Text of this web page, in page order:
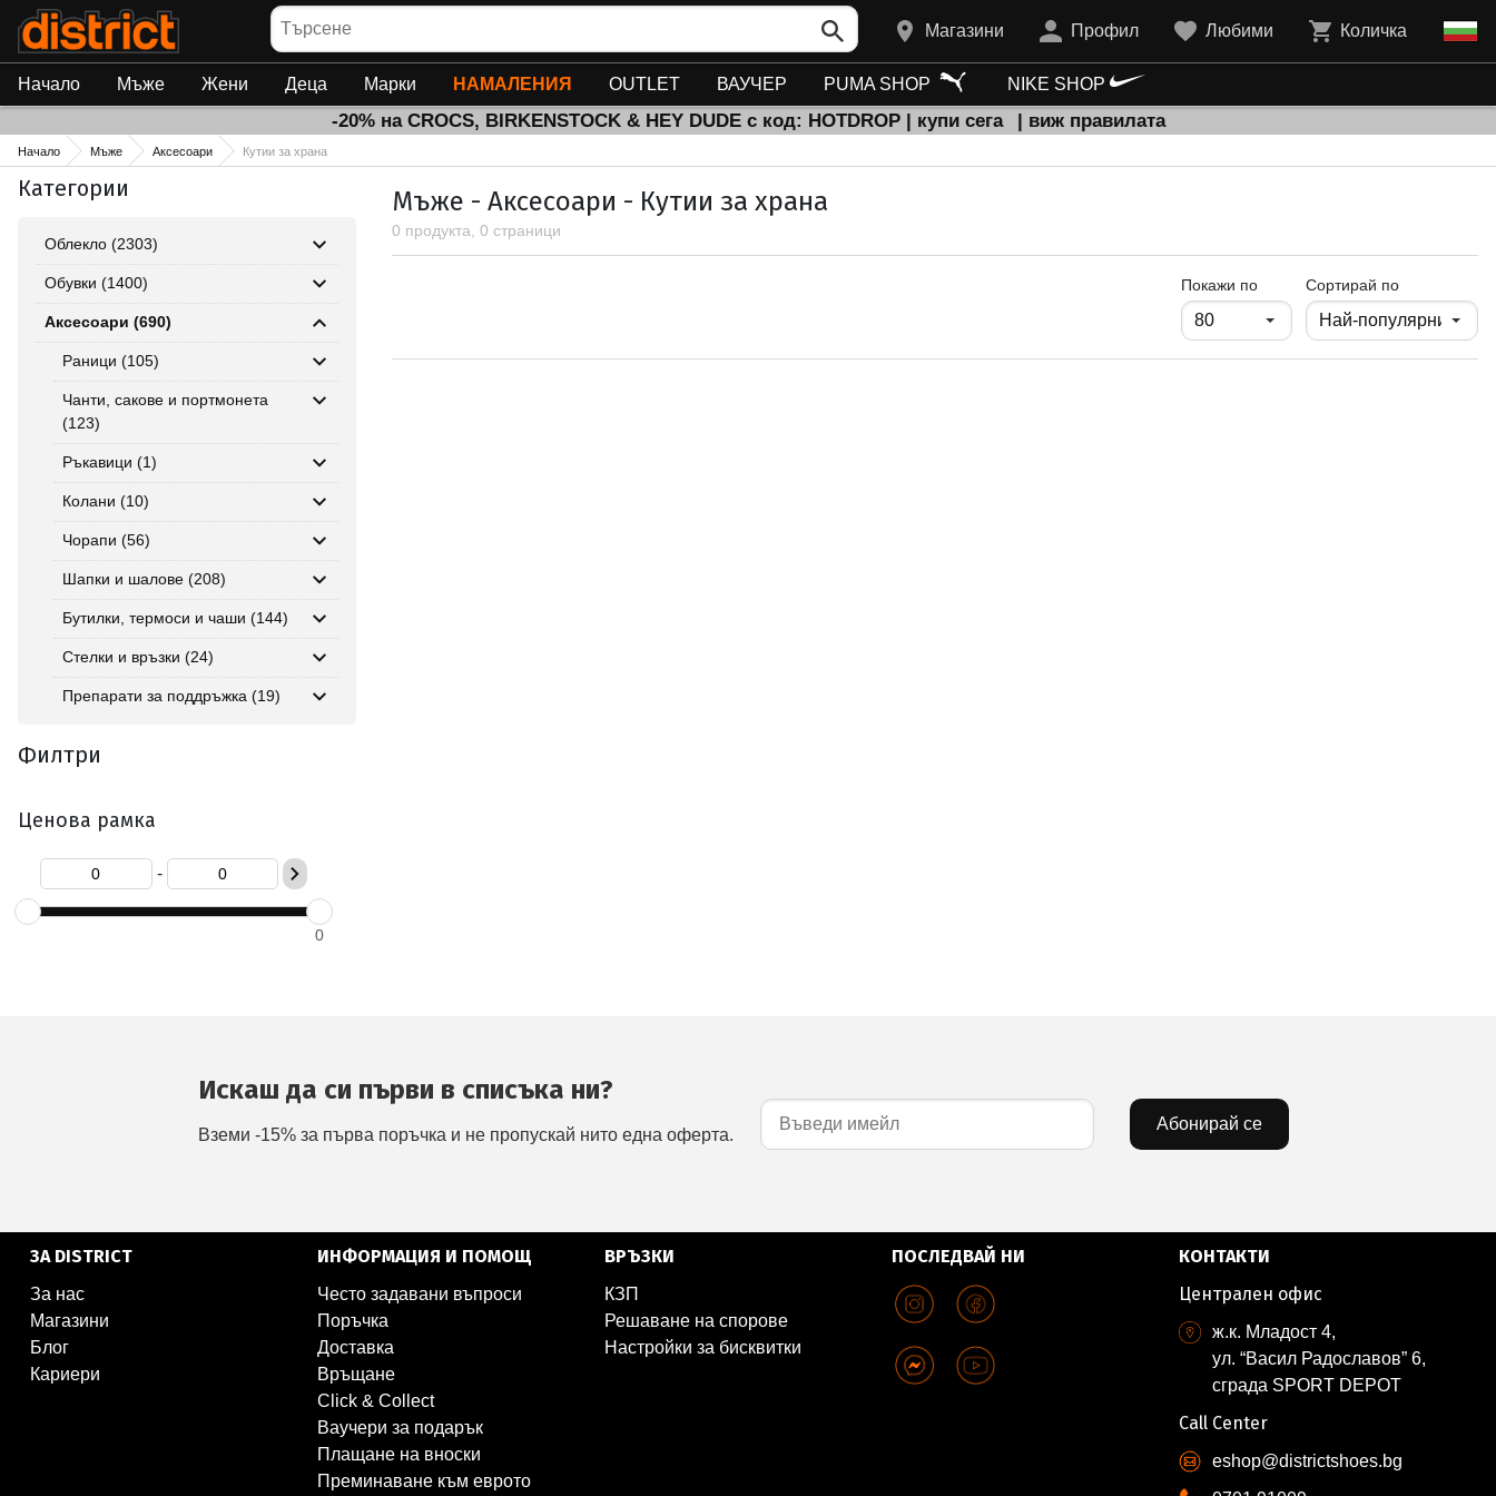
Търсене
Магазини Профил Любими Количка
Начало Мъже Жени Деца Марки НАМАЛЕНИЯ OUTLET ВАУЧЕР PUMA SHOP NIKE SHOP
-20% на CROCS, BIRKENSTOCK & HEY DUDE с код: HOTDROP | купи сега | виж правилата
Начало Мъже Аксесоари Кутии за храна
Категории
Облекло (2303)
Обувки (1400)
Аксесоари (690)
Раници (105)
Чанти, сакове и портмонета
(123)
Ръкавици (1)
Колани (10)
Чорапи (56)
Шапки и шалове (208)
Бутилки, термоси и чаши (144)
Стелки и връзки (24)
Препарати за поддръжка (19)
Филтри
Ценова рамка
-
0
Мъже - Аксесоари - Кутии за храна
0 продукта, 0 страници
Покажи попродукти на страница
Сортирай по
Искаш да си първи в списъка ни?
Вземи -15% за първа поръчка и не пропускай нито една оферта.
Абонирай се
ЗА DISTRICT
За нас
Магазини
Блог
Кариери
ИНФОРМАЦИЯ И ПОМОЩ
Често задавани въпроси
Поръчка
Доставка
Връщане
Click & Collect
Ваучери за подарък
Плащане на вноски
Преминаване към еврото
ВРЪЗКИ
КЗП
Решаване на спорове
Настройки за бисквитки
ПОСЛЕДВАЙ НИ
КОНТАКТИ
Централен офис
ж.к. Младост 4,
ул. “Васил Радославов” 6,
сграда SPORT DEPOT
Call Center
eshop@districtshoes.bg